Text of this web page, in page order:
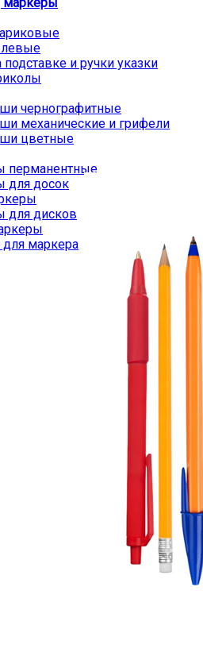
маркеры
подставке и ручки указки
чернографитные
механические и грифели
цветные
перманентные
для досок
для дисков
маркера